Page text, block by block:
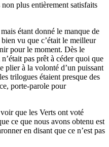
plus entièrement satisfaits
étant donné le manque de
vu que c’était le meilleur
pour le moment. Dès le
pas prêt à céder quoi que
plier à la volonté d’un puissant
trilogues étaient presque des
porte-parole pour
que les Verts ont voté
ce que nous avons obtenu est
en disant que ce n’est pas